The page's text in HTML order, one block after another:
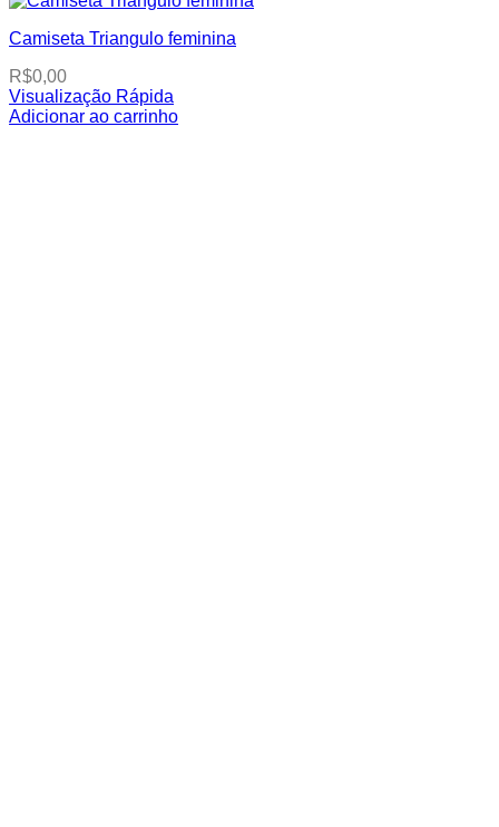
Camiseta Triangulo feminina
R$0,00
Visualização Rápida
Adicionar ao carrinhoThis